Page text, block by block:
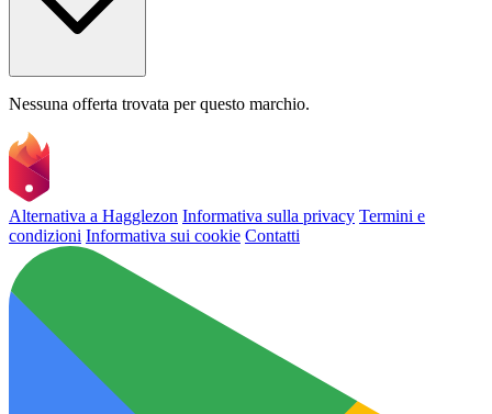
Nessuna offerta trovata per questo marchio.
Alternativa a Hagglezon Informativa sulla privacy Termini e
condizioni Informativa sui cookie Contatti